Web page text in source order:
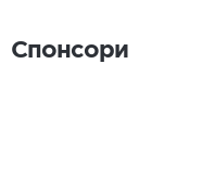
Спонсори